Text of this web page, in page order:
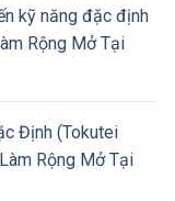
kỹ năng đặc định
Rộng Mở Tại
Định (Tokutei
Rộng Mở Tại